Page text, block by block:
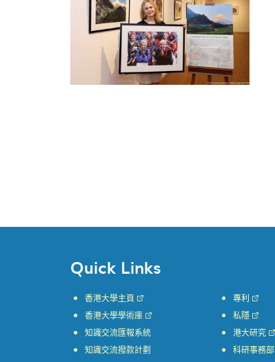
Quick Links
香港大學主頁
香港大學學術庫
知識交流匯報系統
知識交流撥款計劃
專利
私隱
港大研究
科研事務部